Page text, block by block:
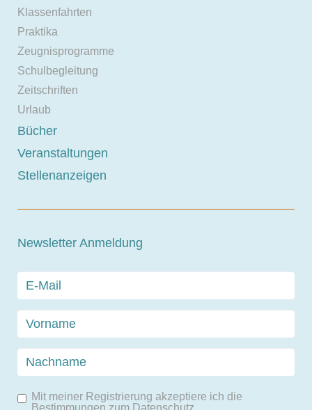
Klassenfahrten
Praktika
Zeugnisprogramme
Schulbegleitung
Zeitschriften
Urlaub
Bücher
Veranstaltungen
Stellenanzeigen
Newsletter Anmeldung
Mit meiner Registrierung akzeptiere ich die